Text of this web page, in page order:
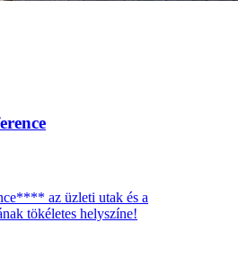
az üzleti utak és a
tökéletes helyszíne!